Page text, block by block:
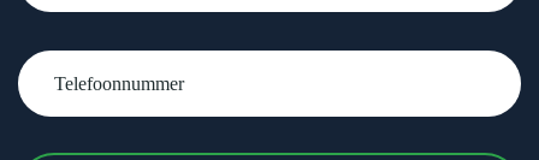
Telefoonnummer